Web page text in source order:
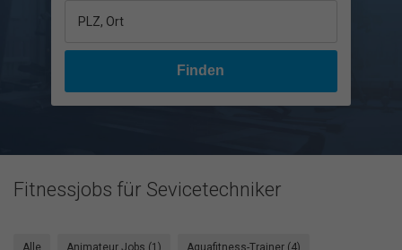
PLZ, Ort
Fitnessjobs für Sevicetechniker
Alle Animateur Jobs (1) Aquafitness-Trainer (4)